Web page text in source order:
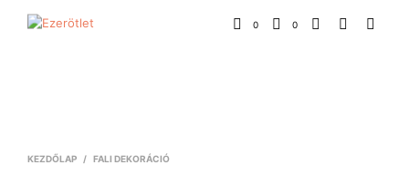
0 0
KEZDŐLAP / FALI DEKORÁCIÓ